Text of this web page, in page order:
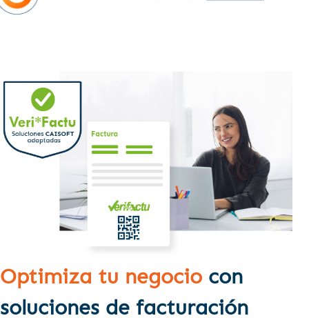
Optimiza tu negocio con
soluciones de facturación